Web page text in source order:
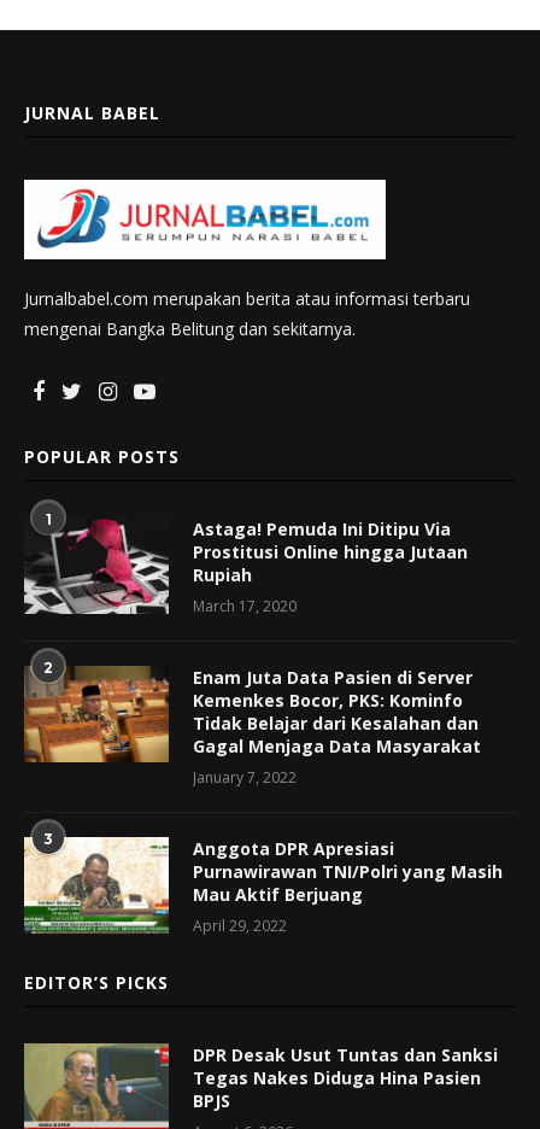
JURNAL BABEL
Jurnalbabel.com merupakan berita atau informasi terbaru
mengenai Bangka Belitung dan sekitarnya.
POPULAR POSTS
1
Astaga! Pemuda Ini Ditipu Via
Prostitusi Online hingga Jutaan
Rupiah
March 17, 2020
2
Enam Juta Data Pasien di Server
Kemenkes Bocor, PKS: Kominfo
Tidak Belajar dari Kesalahan dan
Gagal Menjaga Data Masyarakat
January 7, 2022
3
Anggota DPR Apresiasi
Purnawirawan TNI/Polri yang Masih
Mau Aktif Berjuang
April 29, 2022
EDITOR’S PICKS
DPR Desak Usut Tuntas dan Sanksi
Tegas Nakes Diduga Hina Pasien
BPJS